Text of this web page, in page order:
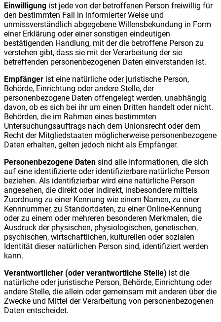
Einwilligung ist jede von der betroffenen Person freiwillig für
den bestimmten Fall in informierter Weise und
unmissverständlich abgegebene Willensbekundung in Form
einer Erklärung oder einer sonstigen eindeutigen
bestätigenden Handlung, mit der die betroffene Person zu
verstehen gibt, dass sie mit der Verarbeitung der sie
betreffenden personenbezogenen Daten einverstanden ist.
Empfänger ist eine natürliche oder juristische Person,
Behörde, Einrichtung oder andere Stelle, der
personenbezogene Daten offengelegt werden, unabhängig
davon, ob es sich bei ihr um einen Dritten handelt oder nicht.
Behörden, die im Rahmen eines bestimmten
Untersuchungsauftrags nach dem Unionsrecht oder dem
Recht der Mitgliedstaaten möglicherweise personenbezogene
Daten erhalten, gelten jedoch nicht als Empfänger.
Personenbezogene Daten sind alle Informationen, die sich
auf eine identifizierte oder identifizierbare natürliche Person
beziehen. Als identifizierbar wird eine natürliche Person
angesehen, die direkt oder indirekt, insbesondere mittels
Zuordnung zu einer Kennung wie einem Namen, zu einer
Kennnummer, zu Standortdaten, zu einer Online-Kennung
oder zu einem oder mehreren besonderen Merkmalen, die
Ausdruck der physischen, physiologischen, genetischen,
psychischen, wirtschaftlichen, kulturellen oder sozialen
Identität dieser natürlichen Person sind, identifiziert werden
kann.
Verantwortlicher (oder verantwortliche Stelle) ist die
natürliche oder juristische Person, Behörde, Einrichtung oder
andere Stelle, die allein oder gemeinsam mit anderen über die
Zwecke und Mittel der Verarbeitung von personenbezogenen
Daten entscheidet.